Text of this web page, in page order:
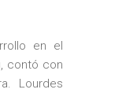
en el
contó con
Lourdes